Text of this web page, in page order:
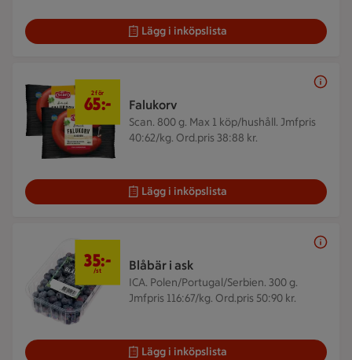
Lägg i inköpslista
Falukorv
Scan. 800 g. Max 1 köp/hushåll. Jmfpris
40:62/kg. Ord.pris 38:88 kr.
2 för 65 kr
2 för
65:-
Lägg i inköpslista
Blåbär i ask
ICA. Polen/Portugal/Serbien. 300 g.
Jmfpris 116:67/kg. Ord.pris 50:90 kr.
35:-
/st
Lägg i inköpslista